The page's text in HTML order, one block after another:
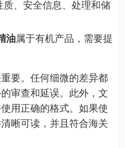
、安全信息、处理和储
油属于有机产品，需要提
要。任何细微的差异都
审查和延误。此外，文
用正确的格式。如果使
晰可读，并且符合海关